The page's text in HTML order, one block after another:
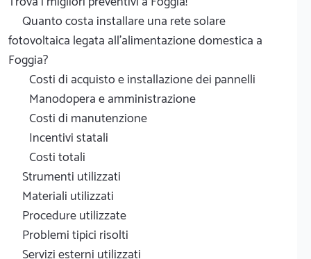
Quanto costa installare una rete solare
fotovoltaica legata all'alimentazione domestica a
Foggia?
Costi di acquisto e installazione dei pannelli
Manodopera e amministrazione
Costi di manutenzione
Incentivi statali
Costi totali
Strumenti utilizzati
Materiali utilizzati
Procedure utilizzate
Problemi tipici risolti
Servizi esterni utilizzati